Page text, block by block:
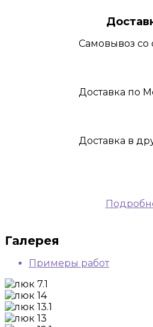
Самовывоз со
Доставка по
Доставка в
Галерея
Примеры работ